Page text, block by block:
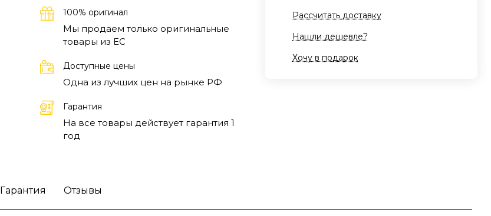
привлекательность.
Compact выделяется качественными
материалами и возможностью разместить
мощные комплектующие. Специальная сетка на
передней панели способствует притоку
воздуха, что позволяет компонентам работать
внутреннему пространству облегчает сборку и
модернизацию системы. Стильный
затемненный стеклянный панель добавляет
подходит для геймеров, которые хотят собрать
100% оригинал
Мы продаем только оригинальные
товары из EC
Доступные цены
Одна из лучших цен на рынке РФ
Гарантия
На все товары действует гарантия 1
год
Рассчитать доставку
Нашли дешевле?
Хочу в подарок
Гарантия Отзывы